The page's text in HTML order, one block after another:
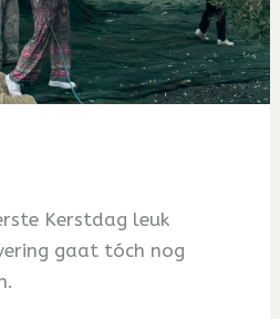
Kerstdag leuk
gaat tóch nog